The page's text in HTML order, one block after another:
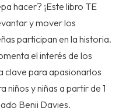
hacer? ¡Este libro TE
y mover los
participan en la historia.
el interés de los
clave para apasionarlos
niños y niñas a partir de 1
Benji Davies.